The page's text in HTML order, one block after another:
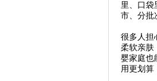
里、口袋
市、分批
很多人担
柔软亲肤
婴家庭也
用更划算